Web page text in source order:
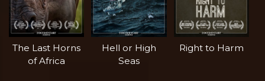
The Last Horns
of Africa
Hell or High
Seas
Right to Harm